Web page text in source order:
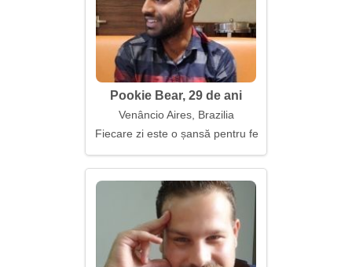
Pookie Bear, 29 de ani
Venâncio Aires, Brazilia
Fiecare zi este o șansă pentru fericire